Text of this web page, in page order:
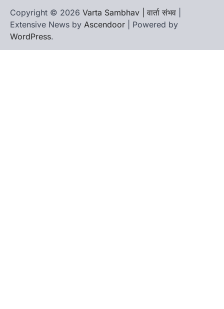
Copyright © 2026 Varta Sambhav | वार्ता संभव
Extensive News by Ascendoor | Powered by
WordPress.